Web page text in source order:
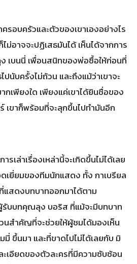
รอบครัวและตัวของเขาเองอย่างไร
ม่อาจจะปฏิเสธมันได้ เห็นได้จากการ
เบนนี่ เพื่อนสนิทของพ่อซื้อให้ก่อนที่
ปนับครั้งไม่ถ้วน และถึงแม้ว่าเขาจะ
เพียงใด เพียงแค่เขาได้ยินชื่อของ
ขาก็พร้อมที่จะลุกขึ้นไปทำมันอีก
เล่าเรื่องเหล่านี้จะเกิดขึ้นไม่ได้เลย
เยี่ยมของทีมนักแสดง ทั้ง กาเบรียล
แสดงบทบาทออกมาได้ตาม
บบทคุณลุง บอริส ที่แม้จะมีบทบาท
นสำคัญที่จะช่วยให้ผู้ชมได้มองเห็น
ขึ้นมา และที่ขาดไปไม่ได้เลยกับ มิ
ะเอียดของตัวละครที่มีความซับซ้อน